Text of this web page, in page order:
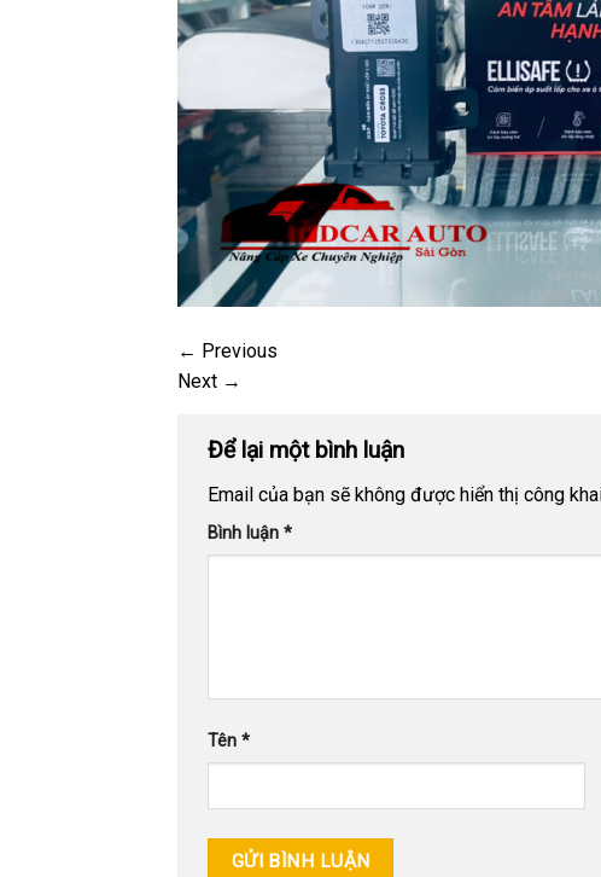
← Previous
Next →
Để lại một bình luận
Email của bạn sẽ không được hiển thị công
Bình luận *
Tên *